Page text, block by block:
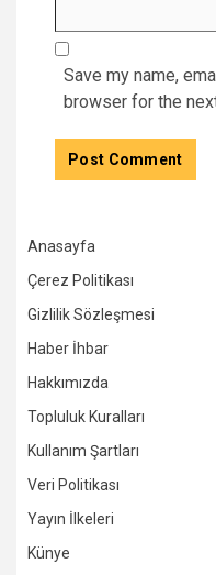
Save my name,
browser for the
Anasayfa
Çerez Politikası
Gizlilik Sözleşmesi
Haber İhbar
Hakkımızda
Topluluk Kuralları
Kullanım Şartları
Veri Politikası
Yayın İlkeleri
Künye